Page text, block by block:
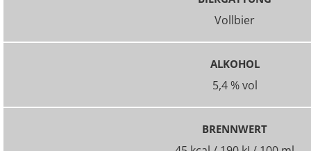
Vollbier
ALKOHOL
5,4 % vol
BRENNWERT